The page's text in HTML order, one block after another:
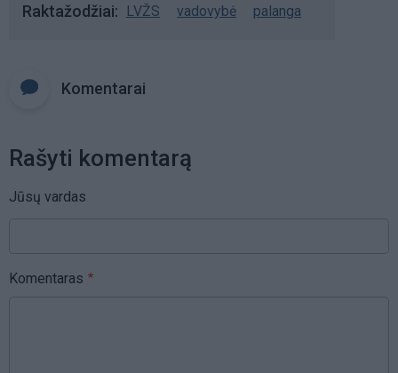
Raktažodžiai LVŽS vadovybė palanga
Komentarai
Rašyti komentarą
Jūsų vardas
Komentaras